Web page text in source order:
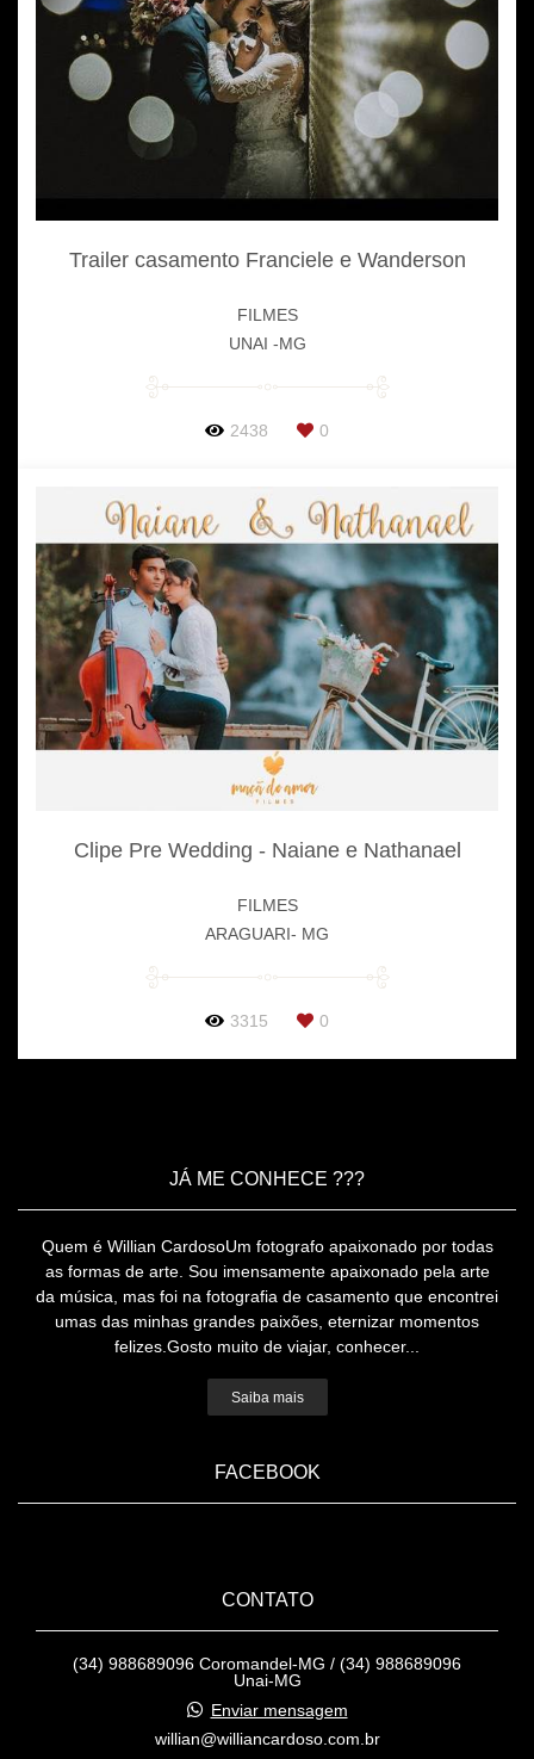
Trailer casamento Franciele e Wanderson
FILMES
UNAI -MG
2438 0
Clipe Pre Wedding - Naiane e Nathanael
FILMES
ARAGUARI- MG
3315 0
JÁ ME CONHECE ???
Quem é Willian CardosoUm fotografo apaixonado por todas
as formas de arte. Sou imensamente apaixonado pela arte
da música, mas foi na fotografia de casamento que encontrei
umas das minhas grandes paixões, eternizar momentos
felizes.Gosto muito de viajar, conhecer...
Saiba mais
FACEBOOK
CONTATO
(34) 988689096 Coromandel-MG / (34) 988689096
Unai-MG
Enviar mensagem
willian@williancardoso.com.br